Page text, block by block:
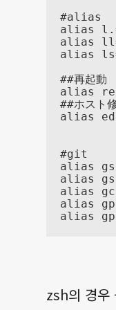
#alias
alias
alias
alias
##再起動
alias
##ホスト
alias
#git
alias
alias
alias
alias
alias
zsh의 경우